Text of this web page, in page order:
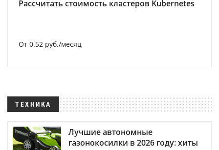
Рассчитать стоимость кластеров Kubernetes
От 0.52 руб./месяц
ТЕХНИКА
Лучшие автономные
газонокосилки в 2026 году: хиты